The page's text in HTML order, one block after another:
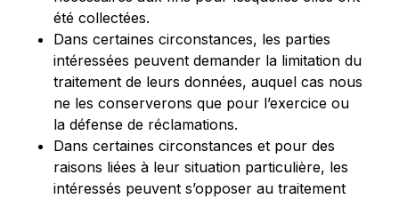
été collectées.
Dans certaines circonstances, les parties
intéressées peuvent demander la limitation du
traitement de leurs données, auquel cas nous
ne les conserverons que pour l’exercice ou
la défense de réclamations.
Dans certaines circonstances et pour des
raisons liées à leur situation particulière, les
intéressés peuvent s’opposer au traitement